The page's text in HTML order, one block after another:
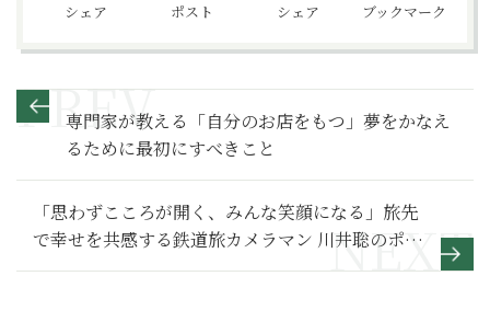
シェア ポスト シェア ブックマーク
専門家が教える「自分のお店をもつ」夢をかなえ
るために最初にすべきこと
「思わずこころが開く、みんな笑顔になる」旅先
で幸せを共感する鉄道旅カメラマン 川井聡のポー
トレート【写真展「PORTRAIL」】